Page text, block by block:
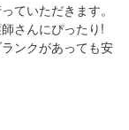
ていただきます。
さんにぴったり!
ンクがあっても安